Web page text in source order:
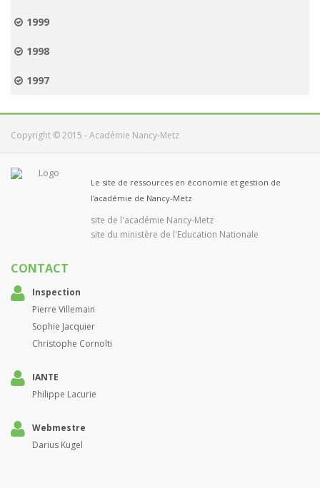
1999
1998
1997
Copyright © 2015 - Académie Nancy-Metz
Le site de ressources en économie et gestion de
l'académie de Nancy-Metz
site de l'académie Nancy-Metz
site du ministère de l'Education Nationale
CONTACT
Inspection
Pierre Villemain
Sophie Jacquier
Christophe Cornolti
IANTE
Philippe Lacurie
Webmestre
Darius Kugel